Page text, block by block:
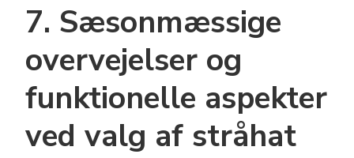
7. Sæsonmæssige
overvejelser og
funktionelle aspekter
ved valg af stråhat